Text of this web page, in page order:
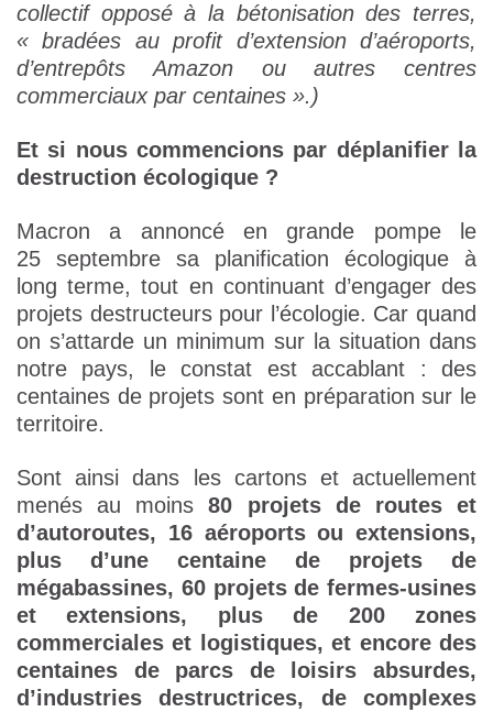
collectif opposé à la bétonisation des terres,
« bradées au profit d’extension d’aéroports,
d’entrepôts Amazon ou autres centres
commerciaux par centaines ».)
Et si nous commencions par déplanifier la
destruction écologique ?
Macron a annoncé en grande pompe le
25 septembre sa planification écologique à
long terme, tout en continuant d’engager des
projets destructeurs pour l’écologie. Car quand
on s’attarde un minimum sur la situation dans
notre pays, le constat est accablant : des
centaines de projets sont en préparation sur le
territoire.
Sont ainsi dans les cartons et actuellement
menés au moins80 projets de routes et
d’autoroutes, 16 aéroports ou extensions,
plus d’une centaine de projets de
mégabassines, 60 projets de fermes-usines
et extensions, plus de 200 zones
commerciales et logistiques, et encore des
centaines de parcs de loisirs absurdes,
d’industries destructrices, de complexes